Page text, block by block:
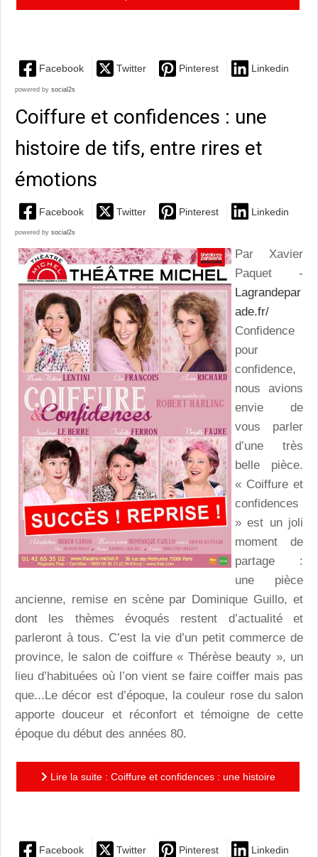
Facebook Twitter Pinterest Linkedin
powered by social2s
Coiffure et confidences : une
histoire de tifs, entre rires et
émotions
Facebook Twitter Pinterest Linkedin
powered by social2s
Par Xavier
Paquet -
Lagrandepar
ade.fr/
Confidence
pour
confidence,
nous avions
envie de
vous parler
d’une très
belle pièce.
« Coiffure et
confidences
» est un joli
moment de
partage :
une pièce
ancienne, remise en scène par Dominique Guillo, et
dont les thèmes évoqués restent d’actualité et
parleront à tous. C’est la vie d’un petit commerce de
province, le salon de coiffure « Thérèse beauty », un
lieu d’habituées où l’on vient se faire coiffer mais pas
que...Le décor est d’époque, la couleur rose du salon
apporte douceur et réconfort et témoigne de cette
époque du début des années 80.
Lire la suite : Coiffure et confidences : une histoire
Facebook Twitter Pinterest Linkedin